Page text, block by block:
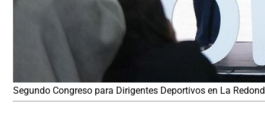
Segundo Congreso para Dirigentes Deportivos en La